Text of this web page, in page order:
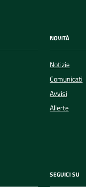
NOVITÀ
Notizie
Comunicati
Avvisi
Allerte
SEGUICI SU